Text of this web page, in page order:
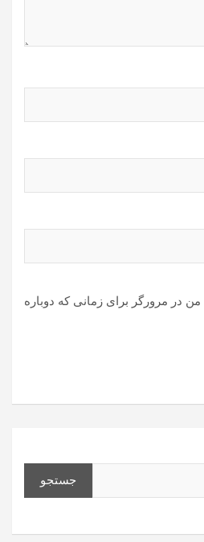
در مرورگر برای زمانی که دوباره
جستجو